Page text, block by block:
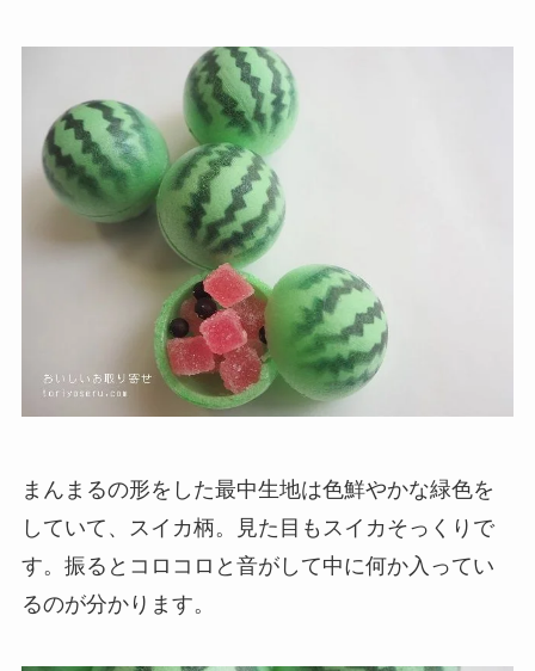
まんまるの形をした最中生地は色鮮やかな緑色を
していて、スイカ柄。見た目もスイカそっくりで
す。振るとコロコロと音がして中に何か入ってい
るのが分かります。